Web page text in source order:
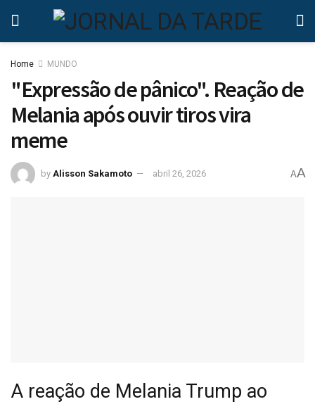
Home MUNDO
"Expressão de pânico". Reação de
Melania após ouvir tiros vira
meme
by Alisson Sakamoto abril 26, 2026 AA
A reação de Melania Trump ao